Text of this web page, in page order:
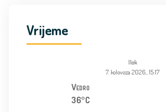
Vrijeme
Ilok
7. kolovoza 2026., 15:17
Vedro
36°C